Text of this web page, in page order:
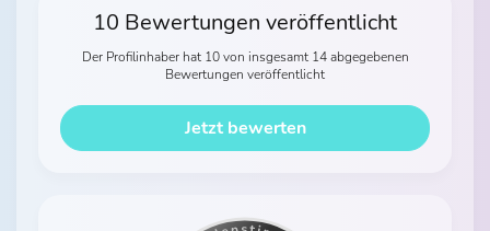
10 Bewertungen veröffentlicht
Der Profilinhaber hat 10 von insgesamt 14 abgegebenen
Bewertungen veröffentlicht
Jetzt bewerten